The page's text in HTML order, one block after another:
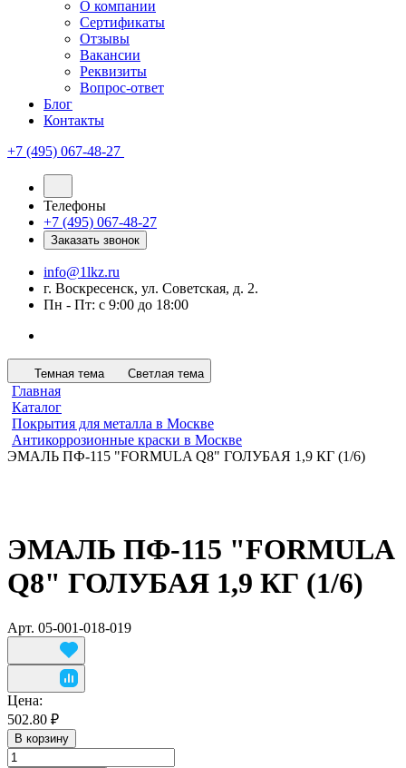
О компании
Сертификаты
Отзывы
Вакансии
Реквизиты
Вопрос-ответ
Блог
Контакты
+7 (495) 067-48-27
Телефоны
+7 (495) 067-48-27
Заказать звонок
info@1lkz.ru
г. Воскресенск, ул. Советская, д. 2.
Пн - Пт: с 9:00 до 18:00
Темная тема Светлая тема
Главная
Каталог
Покрытия для металла в Москве
Антикоррозионные краски в Москве
ЭМАЛЬ ПФ-115 "FORMULA Q8" ГОЛУБАЯ 1,9 КГ (1/6)
ЭМАЛЬ ПФ-115 "FORMULA
Q8" ГОЛУБАЯ 1,9 КГ (1/6)
Арт. 05-001-018-019
Цена:
502.80 ₽
В корзину